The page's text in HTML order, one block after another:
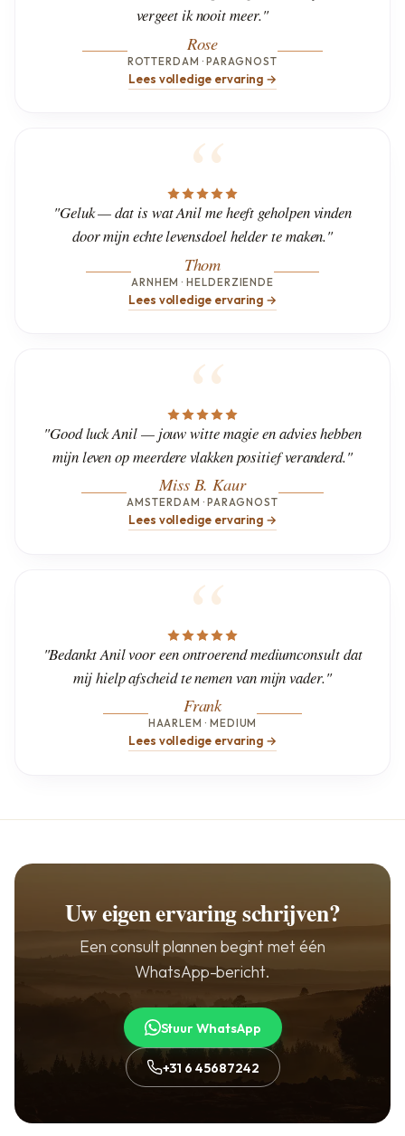
vergeet ik nooit meer."
Rose
ROTTERDAM · PARAGNOST
Lees volledige ervaring →
"Geluk — dat is wat Anil me heeft geholpen vinden
door mijn echte levensdoel helder te maken."
Thom
ARNHEM · HELDERZIENDE
Lees volledige ervaring →
"Good luck Anil — jouw witte magie en advies hebben
mijn leven op meerdere vlakken positief veranderd."
Miss B. Kaur
AMSTERDAM · PARAGNOST
Lees volledige ervaring →
"Bedankt Anil voor een ontroerend mediumconsult dat
mij hielp afscheid te nemen van mijn vader."
Frank
HAARLEM · MEDIUM
Lees volledige ervaring →
Uw eigen ervaring schrijven?
Een consult plannen begint met één
WhatsApp-bericht.
Stuur WhatsApp
+31 6 45687242